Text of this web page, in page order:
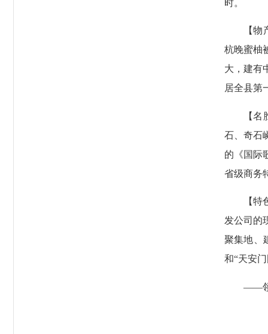
时。
【物产
杭晚蜜柚
大，建有
居全县第
【名胜
石、奇石
的《国际
省级商务
【特色
发公司的
聚集地、
和“天安
——领